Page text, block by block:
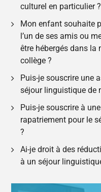
culturel en particulier ?
Mon enfant souhaite
l’un de ses amis ou
être hébergés dans
collège ?
Puis-je souscrire une
séjour linguistique de
Puis-je souscrire à
rapatriement pour le
?
Ai-je droit à des
à un séjour